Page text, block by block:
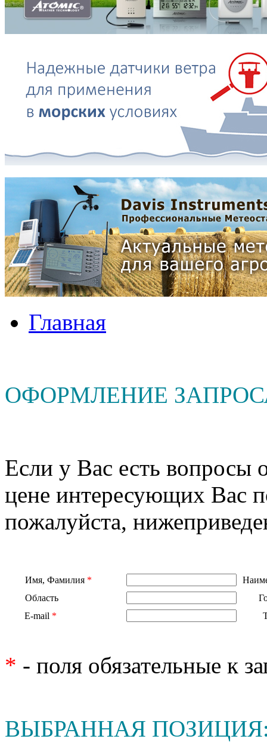
Главная
ОФОРМЛЕНИЕ
Если у Вас есть вопросы
цене интересующих Вас
пожалуйста,
Имя, Фамилия *
Область
E-mail *
* - поля обязательные к
ВЫБРАННАЯ